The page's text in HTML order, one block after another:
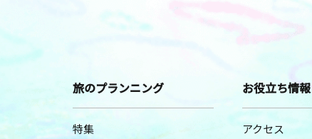
旅のプランニング
特集
お役立ち情報
アクセス